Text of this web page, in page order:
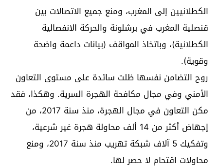
الكطلانيين إلى المغرب، ومنع جميع الاتصالات بين
قنصلية المغرب في برشلونة والحركة الانفصالية
الكطلانية)، وباتخاذ المواقف (بيانات داعمة واضحة
وقوية).
روح التضامن نفسها ظلت سائدة على مستوى التعاون
الأمني ​​وفي مجال مكافحة الهجرة السرية. وهكذا، فقد
مكن التعاون في مجال الهجرة، منذ سنة 2017، من
إجهاض أكثر من 14 ألف محاولة هجرة غير شرعية،
وتفكيك 5 آلاف شبكة تهريب منذ سنة 2017، ومنع
محاولات اقتحام لا حصر لها.